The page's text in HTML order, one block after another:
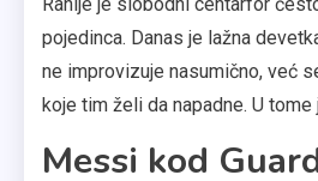
pojedinca. Danas je lažna
ne improvizuje nasumično, već
koje tim želi da napadne. U tome
Messi kod